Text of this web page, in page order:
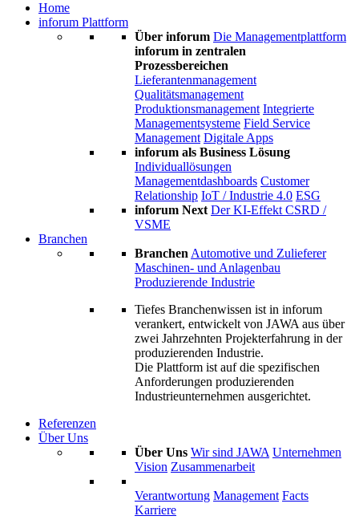
Home
inforum Plattform
Über inforum Die Managementplattform
inforum in zentralen
Prozessbereichen
Lieferantenmanagement
Qualitätsmanagement
Produktionsmanagement Integrierte
Managementsysteme Field Service
Management Digitale Apps
inforum als Business Lösung
Individuallösungen
Managementdashboards Customer
Relationship IoT / Industrie 4.0 ESG
inforum Next Der KI-Effekt CSRD /
VSME
Branchen
Branchen Automotive und Zulieferer
Maschinen- und Anlagenbau
Produzierende Industrie
Tiefes Branchenwissen ist in inforum
verankert, entwickelt von JAWA aus über
zwei Jahrzehnten Projekterfahrung in der
produzierenden Industrie.
Die Plattform ist auf die spezifischen
Anforderungen produzierenden
Industrieunternehmen ausgerichtet.
Referenzen
Über Uns
Über Uns Wir sind JAWA Unternehmen
Vision Zusammenarbeit
Verantwortung Management Facts
Karriere